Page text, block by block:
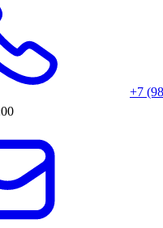
+7